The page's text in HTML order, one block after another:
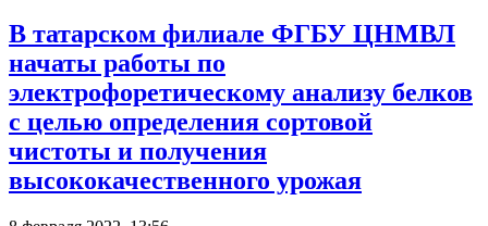
В татарском филиале ФГБУ ЦНМВЛ
начаты работы по
электрофоретическому анализу белков
с целью определения сортовой
чистоты и получения
высококачественного урожая